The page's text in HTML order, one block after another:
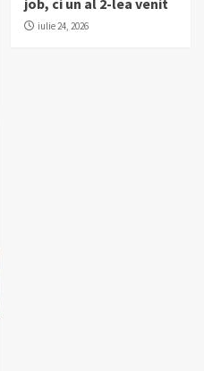
job, ci un al 2-lea venit
iulie 24, 2026